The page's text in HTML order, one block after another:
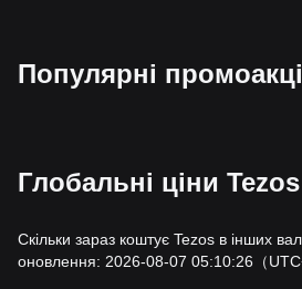
Популярні
Глобальні ціни Tezos
Скільки зараз коштує Tezos в інших
оновлення: 2026-08-07 05:10:26 （